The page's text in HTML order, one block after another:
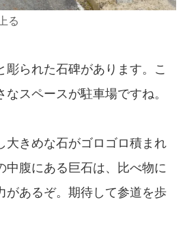
る
彫られた石碑があります。こ
スペースが駐車場ですね。
大きめな石がゴロゴロ積まれ
中腹にある巨石は、比べ物に
があるぞ。期待して参道を歩